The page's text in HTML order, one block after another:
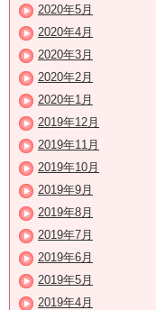
2020年5月
2020年4月
2020年3月
2020年2月
2020年1月
2019年12月
2019年11月
2019年10月
2019年9月
2019年8月
2019年7月
2019年6月
2019年5月
2019年4月